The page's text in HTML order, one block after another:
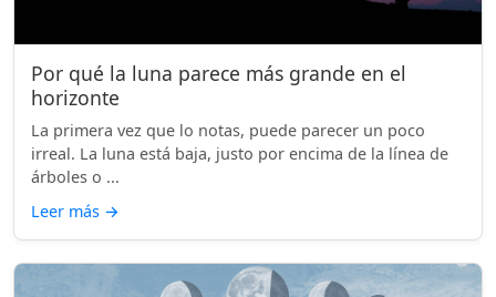
Por qué la luna parece más grande en el
horizonte
La primera vez que lo notas, puede parecer un poco
irreal. La luna está baja, justo por encima de la línea de
árboles o ...
Leer más →